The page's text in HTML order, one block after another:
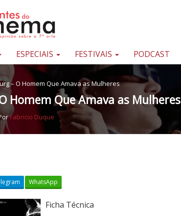
ESPECIAIS FESTIVAIS PODCAST
– O Homem Que Amava as Mulheres
Homem Que Amava as Mulheres
Fabricio Duque
WhatsApp
Ficha Técnica